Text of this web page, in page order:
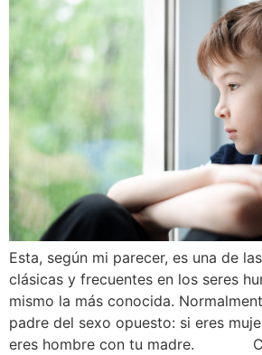
Esta, según mi parecer, es una de
clásicas y frecuentes en los seres
mismo la más conocida.
padre del sexo opuesto: si eres
eres hombre con tu madre.